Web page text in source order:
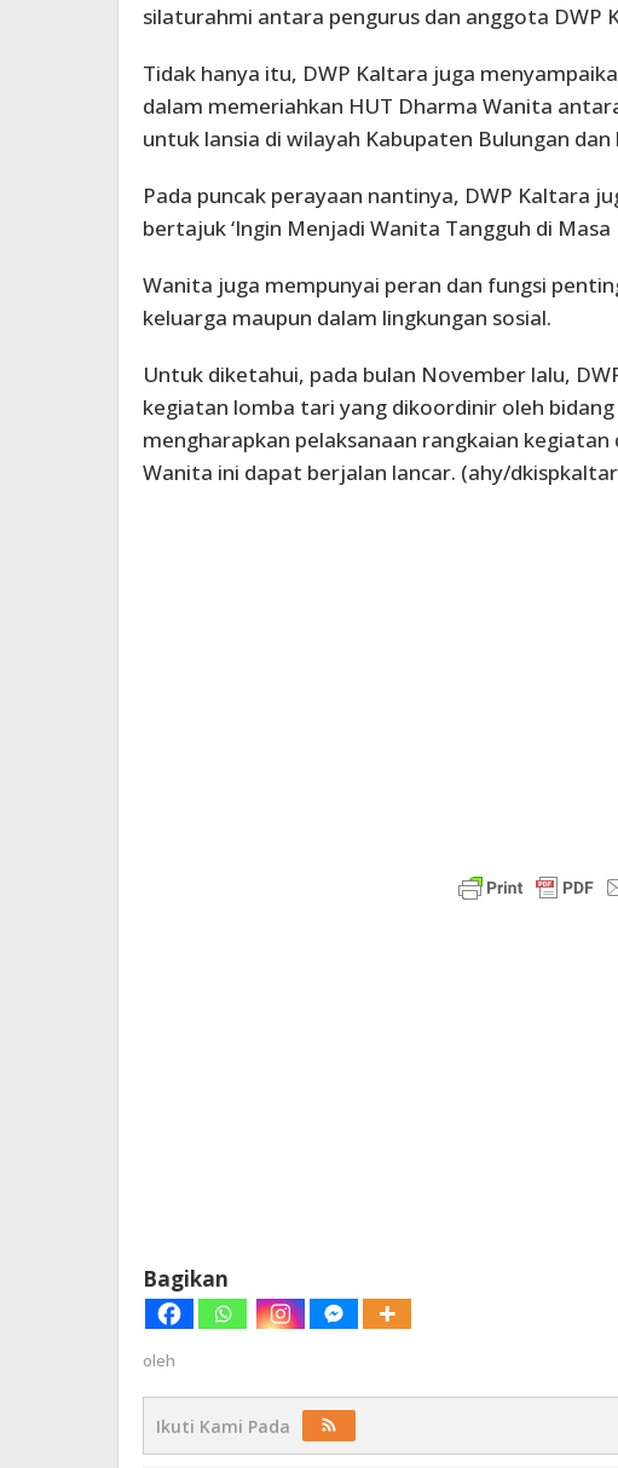
silaturahmi antara pengurus dan anggota DWP
Tidak hanya itu, DWP Kaltara juga
dalam memeriahkan HUT Dharma Wanita
untuk lansia di wilayah Kabupaten Bulungan
Pada puncak perayaan nantinya, DWP Kaltara
bertajuk ‘Ingin Menjadi Wanita Tangguh di Masa
Wanita juga mempunyai peran dan fungsi
keluarga maupun dalam lingkungan sosial.
Untuk diketahui, pada bulan November lalu,
kegiatan lomba tari yang dikoordinir oleh
mengharapkan pelaksanaan rangkaian
Wanita ini dapat berjalan lancar. (ahy/
Bagikan
oleh
Ikuti Kami Pada